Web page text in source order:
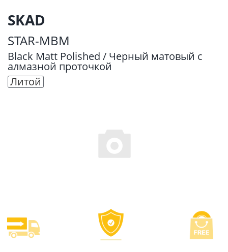
SKAD
STAR-MBM
Black Matt Polished / Черный матовый с
алмазной проточкой
Литой